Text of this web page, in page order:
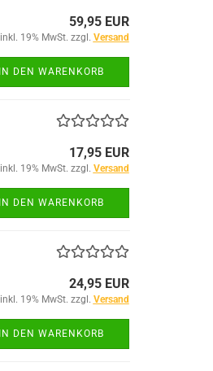
59,95 EUR
inkl. 19% MwSt. zzgl. Versand
IN DEN WARENKORB
17,95 EUR
inkl. 19% MwSt. zzgl. Versand
IN DEN WARENKORB
24,95 EUR
inkl. 19% MwSt. zzgl. Versand
IN DEN WARENKORB